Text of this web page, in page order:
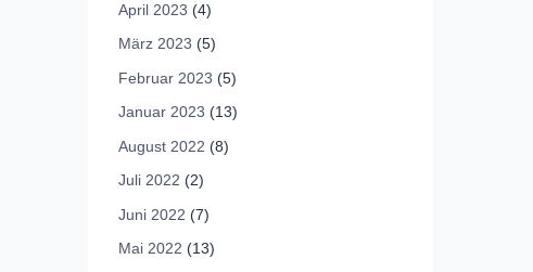
April 2023 (4)
März 2023 (5)
Februar 2023 (5)
Januar 2023 (13)
August 2022 (8)
Juli 2022 (2)
Juni 2022 (7)
Mai 2022 (13)